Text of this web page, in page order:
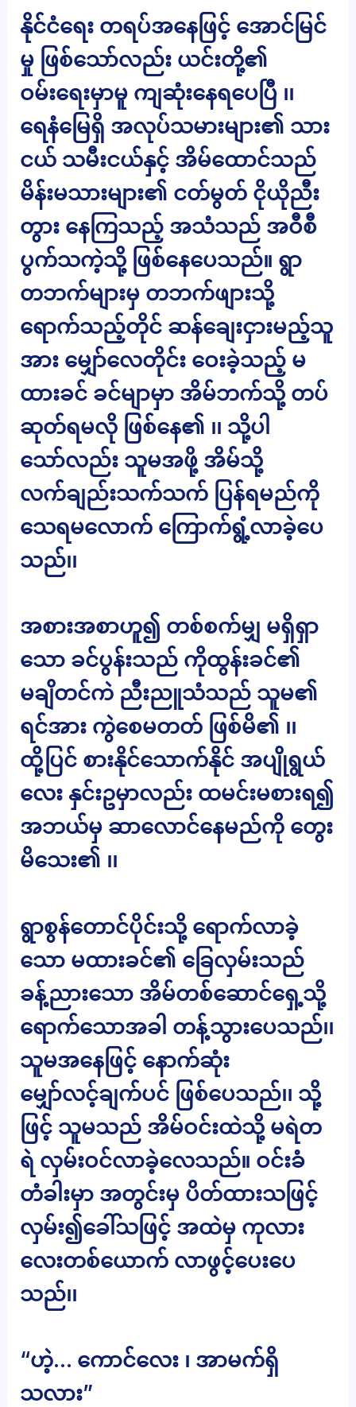
နိုင်ငံရေး တရပ်အနေဖြင့် အောင်မြင်
မှု ဖြစ်သော်လည်း ယင်းတို့၏
ဝမ်းရေးမှာမူ ကျဆုံးနေရပေပြီ ၊၊
ရေနံမြေရှိ အလုပ်သမားများ၏ သား
ငယ် သမီးငယ်နှင့် အိမ်ထောင်သည်
မိန်းမသားများ၏ ငတ်မွတ် ငိုယိုညီး
တွား နေကြသည့် အသံသည် အဝီစီ
ပွက်သကဲ့သို့ ဖြစ်နေပေသည်။ ရွာ
တဘက်များမှ တဘက်ဖျားသို့
ရောက်သည့်တိုင် ဆန်ချေးငှားမည့်သူ
အား မျှော်လေတိုင်း ဝေးခဲ့သည့် မ
ထားခင် ခင်မျာမှာ အိမ်ဘက်သို့ တပ်
ဆုတ်ရမလို ဖြစ်နေ၏ ၊၊ သို့ပါ
သော်လည်း သူမအဖို့ အိမ်သို့
လက်ချည်းသက်သက် ပြန်ရမည်ကို
သေရမလောက် ကြောက်ရွံ့လာခဲ့ပေ
သည်၊၊
အစားအစာဟူ၍ တစ်စက်မျှ မရှိရှာ
သော ခင်ပွန်းသည် ကိုထွန်းခင်၏
မချိတင်ကဲ ညီးညူသံသည် သူမ၏
ရင်အား ကွဲစေမတတ် ဖြစ်မိ၏ ၊၊
ထို့ပြင် စားနိုင်သောက်နိုင် အပျိုရွယ်
လေး နှင်းဥမှာလည်း ထမင်းမစားရ၍
အဘယ်မှ ဆာလောင်နေမည်ကို တွေး
မိသေး၏ ၊၊
ရွာစွန်တောင်ပိုင်းသို့ ရောက်လာခဲ့
သော မထားခင်၏ ခြေလှမ်းသည်
ခန့်ညားသော အိမ်တစ်ဆောင်ရှေ့သို့
ရောက်သောအခါ တန့်သွားပေသည်၊၊
သူမအနေဖြင့် နောက်ဆုံး
မျှော်လင့်ချက်ပင် ဖြစ်ပေသည်၊၊ သို့
ဖြင့် သူမသည် အိမ်ဝင်းထဲသို့ မရဲတ
ရဲ လှမ်းဝင်လာခဲ့လေသည်။ ဝင်းခံ
တံခါးမှာ အတွင်းမှ ပိတ်ထားသဖြင့်
လှမ်း၍ခေါ်သဖြင့် အထဲမှ ကုလား
လေးတစ်ယောက် လာဖွင့်ပေးပေ
သည်၊၊
“ဟဲ့… ကောင်လေး ၊ အာမက်ရှိ
သလား”